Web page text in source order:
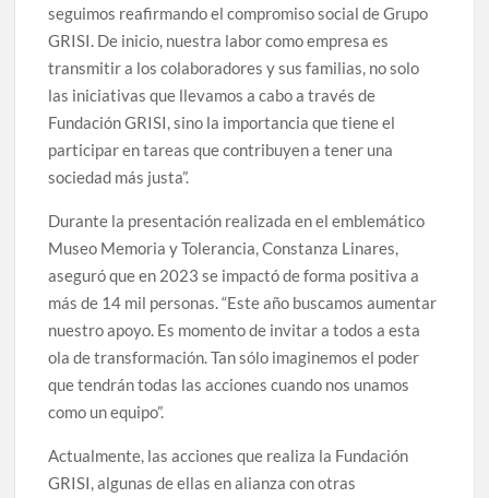
seguimos reafirmando el compromiso social de Grupo
GRISI. De inicio, nuestra labor como empresa es
transmitir a los colaboradores y sus familias, no solo
las iniciativas que llevamos a cabo a través de
Fundación GRISI, sino la importancia que tiene el
participar en tareas que contribuyen a tener una
sociedad más justa”.
Durante la presentación realizada en el emblemático
Museo Memoria y Tolerancia, Constanza Linares,
aseguró que en 2023 se impactó de forma positiva a
más de 14 mil personas. “Este año buscamos aumentar
nuestro apoyo. Es momento de invitar a todos a esta
ola de transformación. Tan sólo imaginemos el poder
que tendrán todas las acciones cuando nos unamos
como un equipo”.
Actualmente, las acciones que realiza la Fundación
GRISI, algunas de ellas en alianza con otras